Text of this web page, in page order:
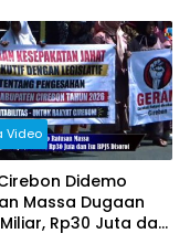
Video
Cirebon Didemo
Massa Dugaan
Rp30 Juta dan